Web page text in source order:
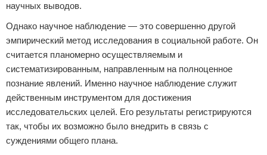
научных выводов.
Однако научное наблюдение — это совершенно другой
эмпирический метод исследования в социальной работе. Он
считается планомерно осуществляемым и
систематизированным, направленным на полноценное
познание явлений. Именно научное наблюдение служит
действенным инструментом для достижения
исследовательских целей. Его результаты регистрируются
так, чтобы их возможно было внедрить в связь с
суждениями общего плана.